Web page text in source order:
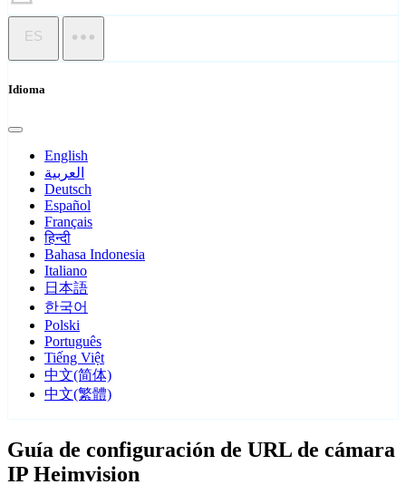
ES
Idioma
English
العربية
Deutsch
Español
Français
हिन्दी
Bahasa Indonesia
Italiano
日本語
한국어
Polski
Português
Tiếng Việt
中文(简体)
中文(繁體)
Guía de configuración de URL de cámara
IP Heimvision